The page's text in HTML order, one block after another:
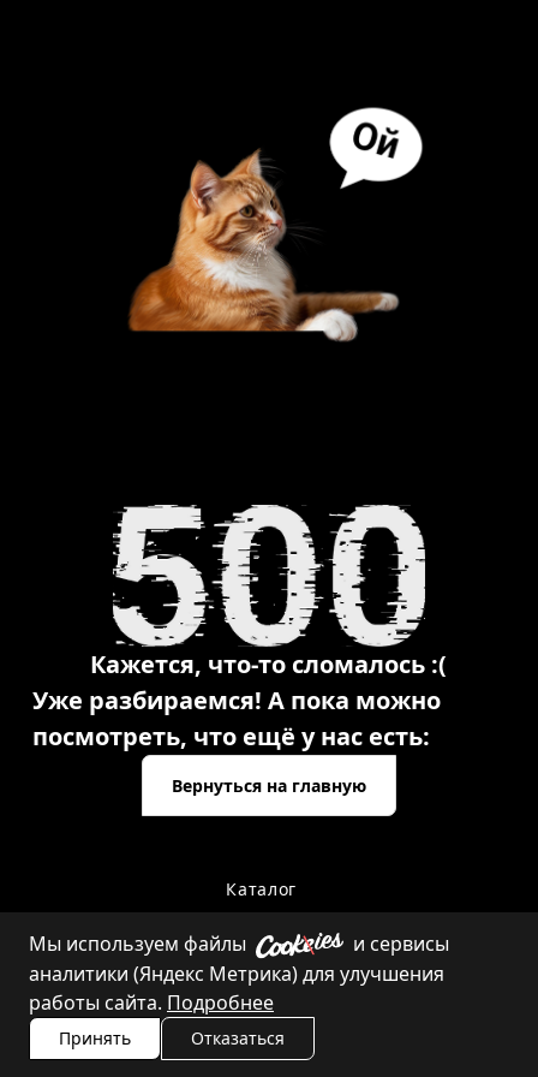
Кажется, что-то сломалось :(
Уже разбираемся! А пока можно
посмотреть, что ещё у нас есть:
Вернуться на главную
Каталог
Контакты
Мы используем файлы
и сервисы
аналитики (Яндекс Метрика) для улучшения
работы сайта. Подробнее
Принять Отказаться